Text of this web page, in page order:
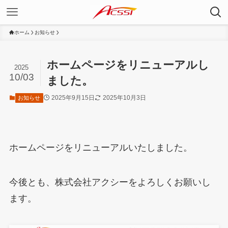
ホーム お知らせ
ホームページをリニューアルし
ました。
2025
10/03
お知らせ 2025年9月15日 2025年10月3日
ホームページをリニューアルいたしました。
今後とも、株式会社アクシーをよろしくお願いし
ます。